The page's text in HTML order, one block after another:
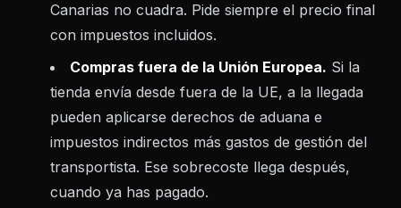
Canarias no cuadra. Pide siempre el precio final
con impuestos incluidos.
Compras fuera de la Unión Europea. Si la
tienda envía desde fuera de la UE, a la llegada
pueden aplicarse derechos de aduana e
impuestos indirectos más gastos de gestión del
transportista. Ese sobrecoste llega después,
cuando ya has pagado.